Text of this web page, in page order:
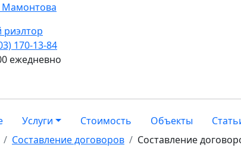
Мамонтова
риэлтор
170-13-84
ежедневно
Услуги Стоимость Объекты
Составление договоров Составление